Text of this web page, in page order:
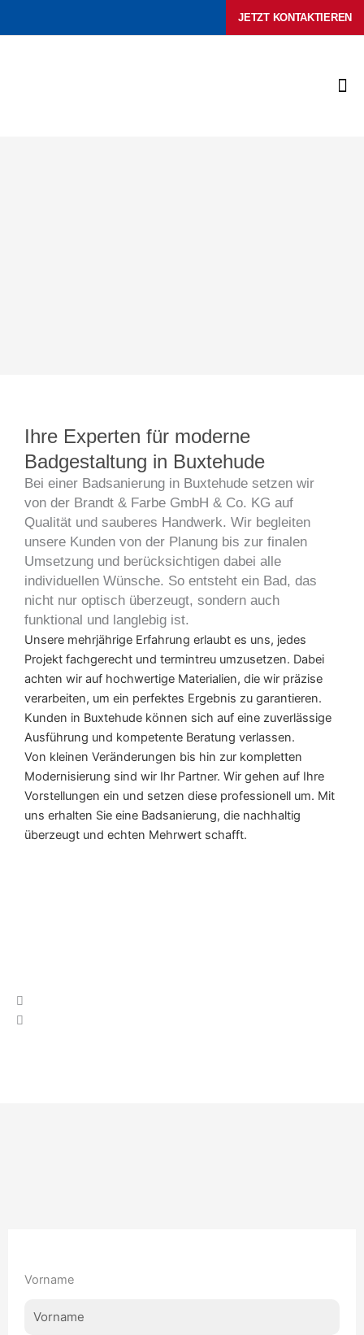
JETZT KONTAKTIEREN
Ihre Experten für moderne
Badgestaltung in Buxtehude
Bei einer Badsanierung in Buxtehude setzen wir
von der Brandt & Farbe GmbH & Co. KG auf
Qualität und sauberes Handwerk. Wir begleiten
unsere Kunden von der Planung bis zur finalen
Umsetzung und berücksichtigen dabei alle
individuellen Wünsche. So entsteht ein Bad, das
nicht nur optisch überzeugt, sondern auch
funktional und langlebig ist.
Unsere mehrjährige Erfahrung erlaubt es uns, jedes
Projekt fachgerecht und termintreu umzusetzen. Dabei
achten wir auf hochwertige Materialien, die wir präzise
verarbeiten, um ein perfektes Ergebnis zu garantieren.
Kunden in Buxtehude können sich auf eine zuverlässige
Ausführung und kompetente Beratung verlassen.
Von kleinen Veränderungen bis hin zur kompletten
Modernisierung sind wir Ihr Partner. Wir gehen auf Ihre
Vorstellungen ein und setzen diese professionell um. Mit
uns erhalten Sie eine Badsanierung, die nachhaltig
überzeugt und echten Mehrwert schafft.
Vorname